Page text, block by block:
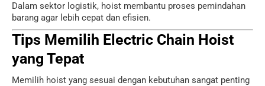
Dalam sektor logistik, hoist membantu proses pemindahan
barang agar lebih cepat dan efisien.
Tips Memilih Electric Chain Hoist
yang Tepat
Memilih hoist yang sesuai dengan kebutuhan sangat penting